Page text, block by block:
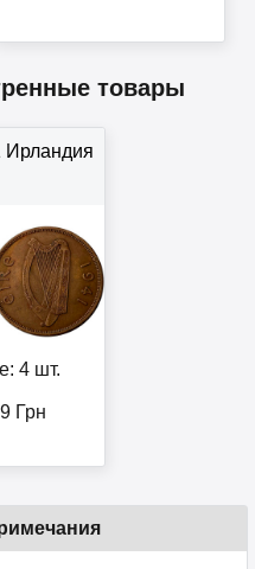
товары
Ирландия
4 шт.
Грн